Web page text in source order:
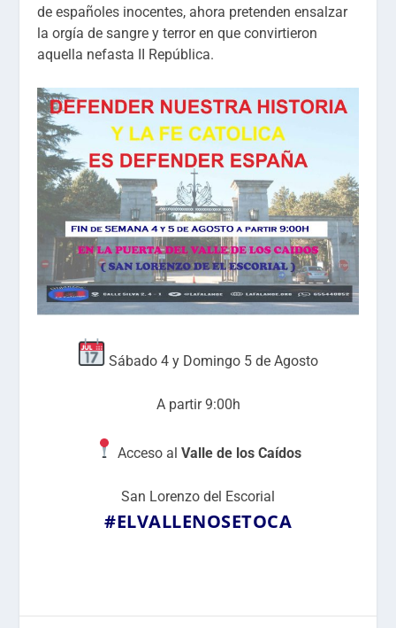
de españoles inocentes, ahora pretenden ensalzar
la orgía de sangre y terror en que convirtieron
aquella nefasta II República.
Sábado 4 y Domingo 5 de Agosto
A partir 9:00h
Acceso al Valle de los Caídos
San Lorenzo del Escorial
#ELVALLENOSETOCA